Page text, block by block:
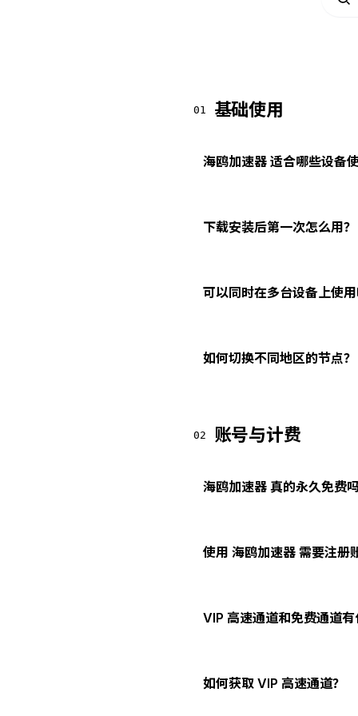
01 基础使用
海鸥加速器 适合哪些设备使
下载安装后第一次怎么用？
可以同时在多台设备上使用
如何切换不同地区的节点？
02 账号与计费
海鸥加速器 真的永久免费吗
使用 海鸥加速器 需要注册
VIP 高速通道和免费通道有
如何获取 VIP 高速通道？